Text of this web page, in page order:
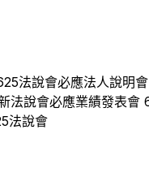
法說會必應法人說明會
法說會必應業績發表會
法說會